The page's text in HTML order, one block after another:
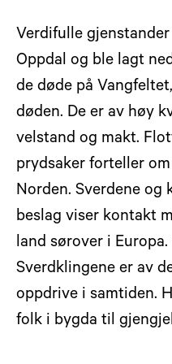
Verdifulle
Oppdal og ble lagt
de døde på
døden. De er av høy
velstand og makt.
prydsaker forteller
Norden. Sverdene og
beslag viser kontakt
land sørover i
Sverdklingene er av
oppdrive i samtiden.
folk i bygda til